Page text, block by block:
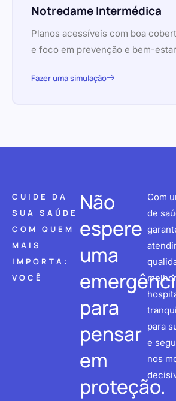
Notredame Intermédica
Planos acessíveis com boa
e foco em prevenção e bem-
Fazer uma simulação
CUIDE DA
SUA SAÚDE
COM QUEM
MAIS
IMPORTA:
VOCÊ
Não
espere
uma
para
pensar
em
proteção.
Com
de
para
e
nos